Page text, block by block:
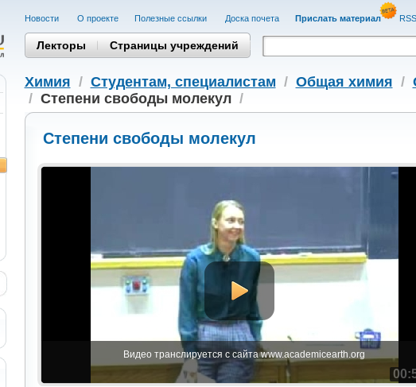
Новости О проекте Полезные cсылки Доска почета Прислать материал RSS
Лекторы Страницы учреждений
Химия / Студентам, cпециалистам / Общая химия /
/ Степени свободы молекул/
Степени свободы молекул
Видео транслируется с сайта www.academicearth.org